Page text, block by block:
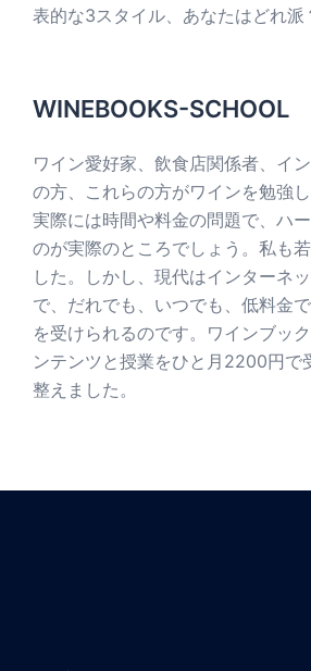
表的な3スタイル、あなたはどれ派
WINEBOOKS-SCHOOL
ワイン愛好家、飲食店関係者、イ
の方、これらの方がワインを勉強し
実際には時間や料金の問題で、ハ
のが実際のところでしょう。私も
した。しかし、現代はインターネ
で、だれでも、いつでも、低料金
を受けられるのです。ワインブッ
ンテンツと授業をひと月2200円で
整えました。